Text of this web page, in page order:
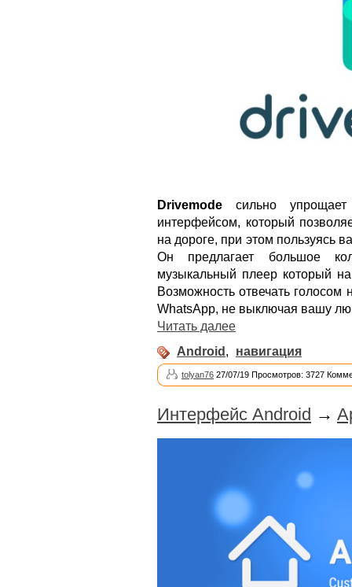
Drivemode сильно
интерфейсом, который
на дороге, при этом
Он предлагает большое
музыкальный плеер который
Возможность отвечать
WhatsApp, не выключая вашу
Читать далее
Android , навигация
tolyan76 27/07/19 Просмотров: 3727
Интерфейс Android →